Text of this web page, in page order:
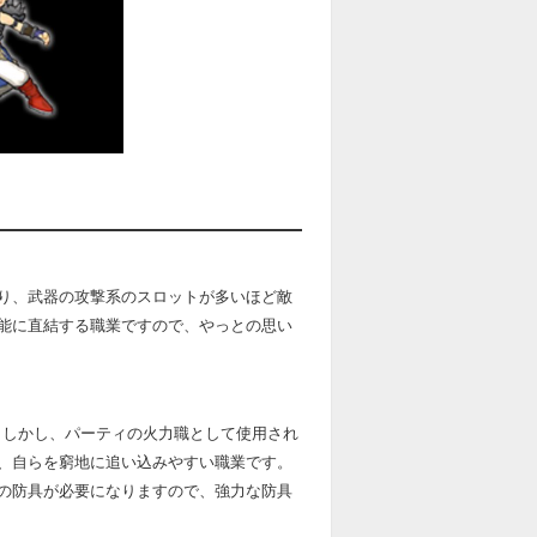
、武器の攻撃系のスロットが多いほど敵
に直結する職業ですので、やっとの思い
かし、パーティの火力職として使用され
らを窮地に追い込みやすい職業です。
防具が必要になりますので、強力な防具